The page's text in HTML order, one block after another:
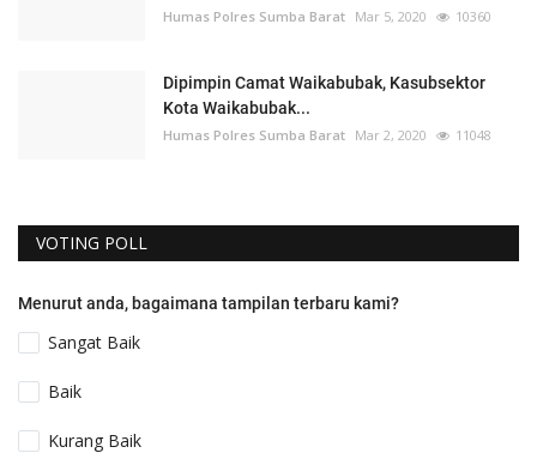
Humas Polres Sumba Barat Mar 5, 2020 10360
Dipimpin Camat Waikabubak, Kasubsektor
Kota Waikabubak...
Humas Polres Sumba Barat Mar 2, 2020 11048
VOTING POLL
Menurut anda, bagaimana tampilan terbaru kami?
Sangat Baik
Baik
Kurang Baik